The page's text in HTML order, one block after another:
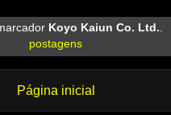
Koyo Kaiun Co. Ltd..
postagens
Página inicial